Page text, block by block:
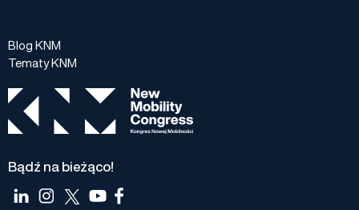
Blog KNM
Tematy KNM
Bądź na bieżąco!